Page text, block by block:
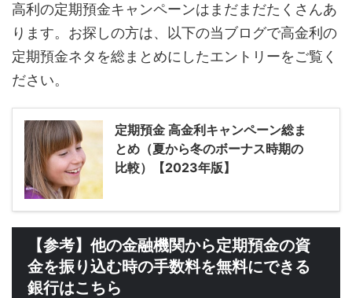
高利の定期預金キャンペーンはまだまだたくさんあ
ります。お探しの方は、以下の当ブログで高金利の
定期預金ネタを総まとめにしたエントリーをご覧く
ださい。
定期預金 高金利キャンペーン総ま
とめ（夏から冬のボーナス時期の
比較）【2023年版】
【参考】他の金融機関から定期預金の資
金を振り込む時の手数料を無料にできる
銀行はこちら